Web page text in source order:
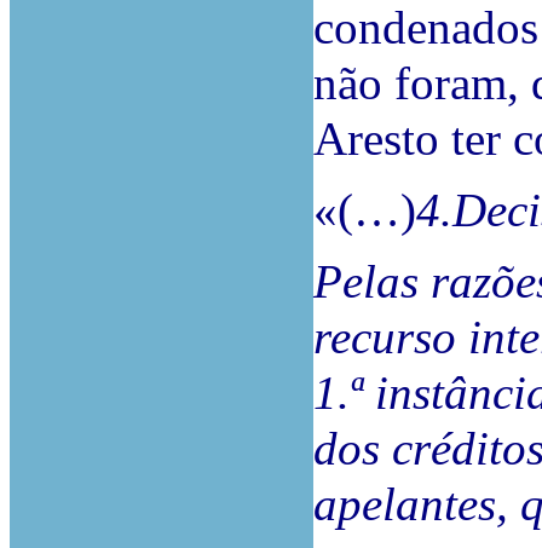
não foram,
Aresto ter
«(…)
Pelas
recurso
1.ª
dos
apelantes,